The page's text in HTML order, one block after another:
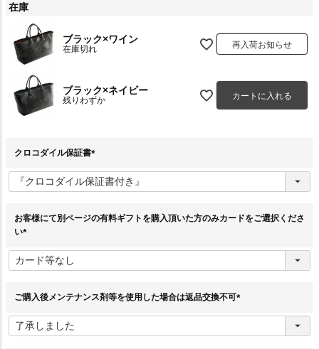
在庫
ブラック×ワイン
在庫切れ 再入荷お知らせ
ブラック×ネイビー
残りわずか カートに入れる
クロコダイル保証書
必
須
お客様にて別ページの有料ギフトを購入頂いた方のみカードをご選択くださ
い
必
須
ご購入後メンテナンス剤等を使用した場合は返品交換不可
須